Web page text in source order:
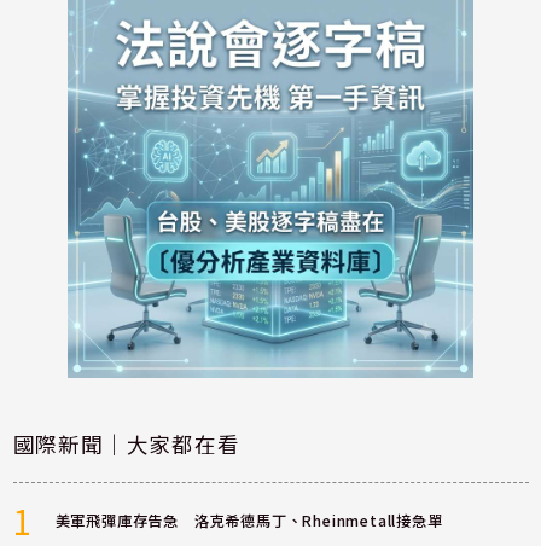
國際新聞｜大家都在看
1 美軍飛彈庫存告急 洛克希德馬丁、Rheinmetall接急單